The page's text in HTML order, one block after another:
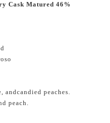
Cask Matured 46%
andcandied peaches.
peach.